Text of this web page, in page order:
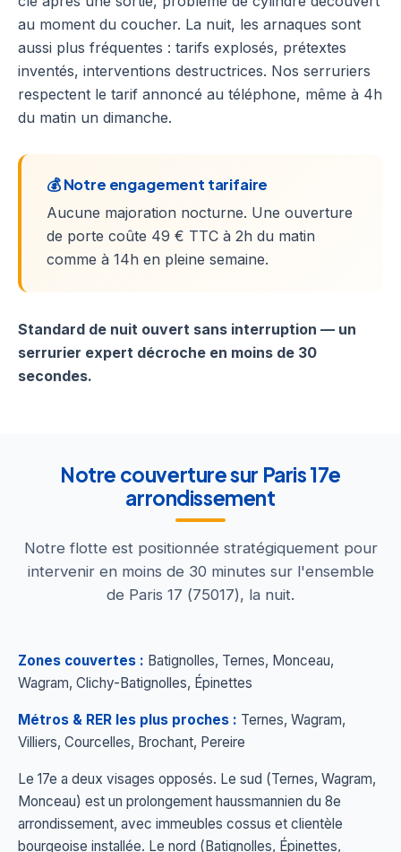
au moment du coucher. La nuit, les arnaques sont
aussi plus fréquentes : tarifs explosés, prétextes
inventés, interventions destructrices. Nos serruriers
respectent le tarif annoncé au téléphone, même à 4h
du matin un dimanche.
💰 Notre engagement tarifaire
Aucune majoration nocturne. Une ouverture
de porte coûte 49 € TTC à 2h du matin
comme à 14h en pleine semaine.
Standard de nuit ouvert sans interruption — un
serrurier expert décroche en moins de 30
secondes.
Notre couverture sur Paris 17e
arrondissement
Notre flotte est positionnée stratégiquement pour
intervenir en moins de 30 minutes sur l'ensemble
de Paris 17 (75017), la nuit.
Zones couvertes : Batignolles, Ternes, Monceau,
Wagram, Clichy-Batignolles, Épinettes
Métros & RER les plus proches : Ternes, Wagram,
Villiers, Courcelles, Brochant, Pereire
Le 17e a deux visages opposés. Le sud (Ternes, Wagram,
Monceau) est un prolongement haussmannien du 8e
arrondissement, avec immeubles cossus et clientèle
bourgeoise installée. Le nord (Batignolles, Épinettes,